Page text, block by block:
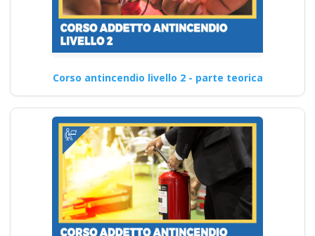
Corso antincendio livello 2 - parte teorica